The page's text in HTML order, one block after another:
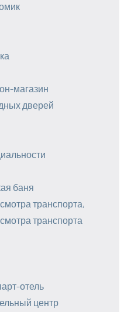
магазин
дверей
баня
транспорта,
транспорта
отель
центр